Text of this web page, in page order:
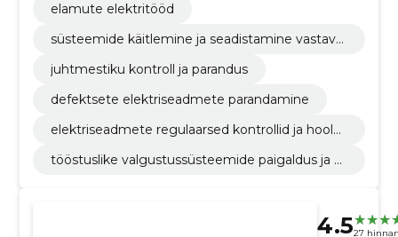
elamute elektritööd
süsteemide käitlemine ja seadistamine vastaval
juhtmestiku kontroll ja parandus
defektsete elektriseadmete parandamine
elektriseadmete regulaarsed kontrollid ja hoold
tööstuslike valgustussüsteemide paigaldus ja h
4.527